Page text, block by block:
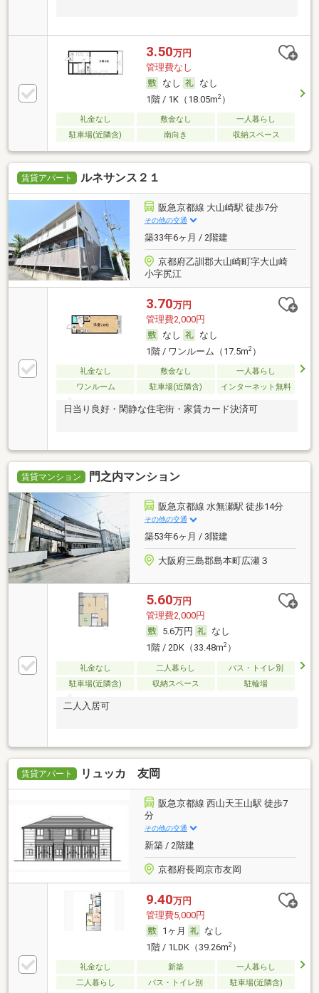
3.50万円
管理費なし
なし
なし
1階 / 1K（18.05m2）
礼金なし 敷金なし
一人暮らし
駐車場(近隣含)
南向き 収納スペース
賃貸アパート ルネサンス２１
阪急京都線 大山崎駅 徒歩7分
その他の交通
築33年6ヶ月 / 2階建
京都府乙訓郡大山崎町字大山崎
小字尻江
3.70万円
管理費2,000円
なし
なし
1階 / ワンルーム（17.5m2）
礼金なし 敷金なし
一人暮らし
ワンルーム
駐車場(近隣含) インターネット無料
日当り良好・閑静な住宅街・家賃カード決済可
賃貸マンション 門之内マンション
阪急京都線 水無瀬駅 徒歩14分
その他の交通
築53年6ヶ月 / 3階建
大阪府三島郡島本町広瀬３
5.60万円
管理費2,000円
5.6万円
なし
1階 / 2DK（33.48m2）
礼金なし 二人暮らし
バス・トイレ別
駐車場(近隣含)
収納スペース 駐輪場
二人入居可
賃貸アパート リュッカ 友岡
阪急京都線 西山天王山駅 徒歩7
分
その他の交通
新築 / 2階建
京都府長岡京市友岡
9.40万円
管理費5,000円
1ヶ月
なし
1階 / 1LDK（39.26m2）
礼金なし 新築
一人暮らし
二人暮らし
バス・トイレ別 駐車場(近隣含)